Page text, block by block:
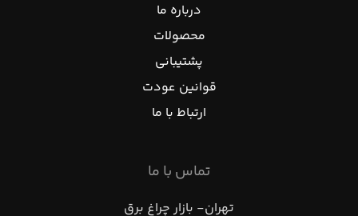
درباره ما
محصولات
پشتیبانی
قوانین عودت
ارتباط با ما
تماس با ما
تهران- بازار چراغ برق